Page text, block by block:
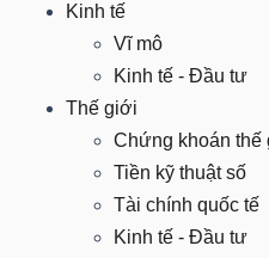
Kinh tế
Vĩ mô
Kinh tế - Đầu tư
Thế giới
Chứng khoán thế
Tiền kỹ thuật số
Tài chính quốc tế
Kinh tế - Đầu tư
CHÍNH
NHÂN